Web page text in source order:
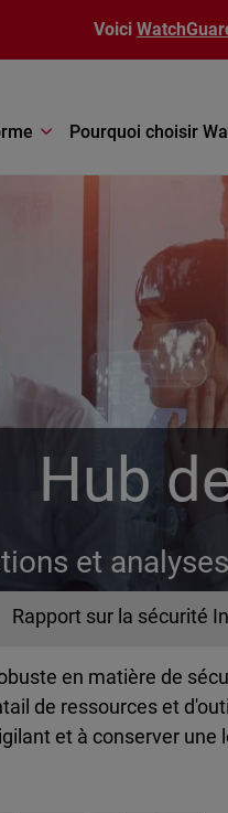
Voici
Pourquoi choisir
Hub
et
Rapport sur la sécurité
en matière de
de ressources et
et à conserver une